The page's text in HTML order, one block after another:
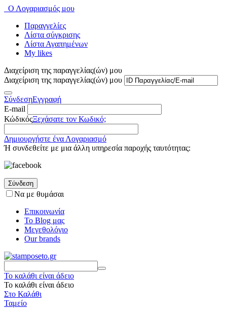
Ο Λογαριασμός μου
Παραγγελίες
Λίστα σύγκρισης
Λίστα Αγαπημένων
My likes
Διαχείριση της παραγγελίας(ών) μου
Διαχείριση της παραγγελίας(ών) μου
ΣύνδεσηΕγγραφή
E-mail
ΚώδικόςΞεχάσατε τον Κωδικό;
Δημιουργήστε ένα Λογαριασμό
Ή συνδεθείτε με μια άλλη υπηρεσία παροχής ταυτότητας:
Σύνδεση
Να με θυμάσαι
Επικοινωνία
Το Blog μας
Μεγεθολόγιο
Our brands
Το καλάθι είναι άδειο
Το καλάθι είναι άδειο
Στο Καλάθι
Ταμείο